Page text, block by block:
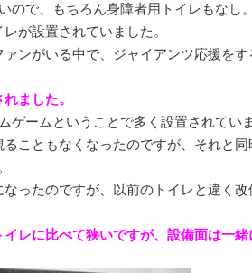
ので、もちろん身障者用トイレもなし。
が設置されていました。
ンがいる中で、ジャイアンツ応援をす
ました。
ゲームということで多く設置されていま
こともなくなったのですが、それと
ったのですが、以前のトイレと違く改
レに比べて狭いですが、設備面は一緒